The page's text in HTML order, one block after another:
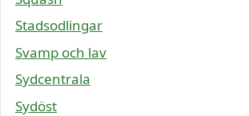
Stadsodlingar
Svamp och lav
Sydcentrala
Sydöst